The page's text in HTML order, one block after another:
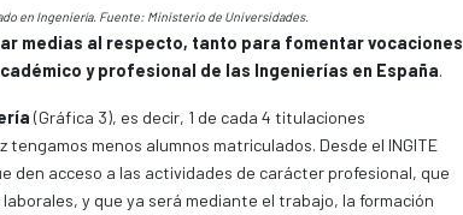
en Ingeniería. Fuente: Ministerio de Universidades.
medias al respecto, tanto para fomentar vocaciones
y profesional de las Ingenierías en España.
(Gráfica 3), es decir, 1 de cada 4 titulaciones
menos alumnos matriculados. Desde el INGITE
den acceso a las actividades de carácter profesional, que
y que ya será mediante el trabajo, la formación